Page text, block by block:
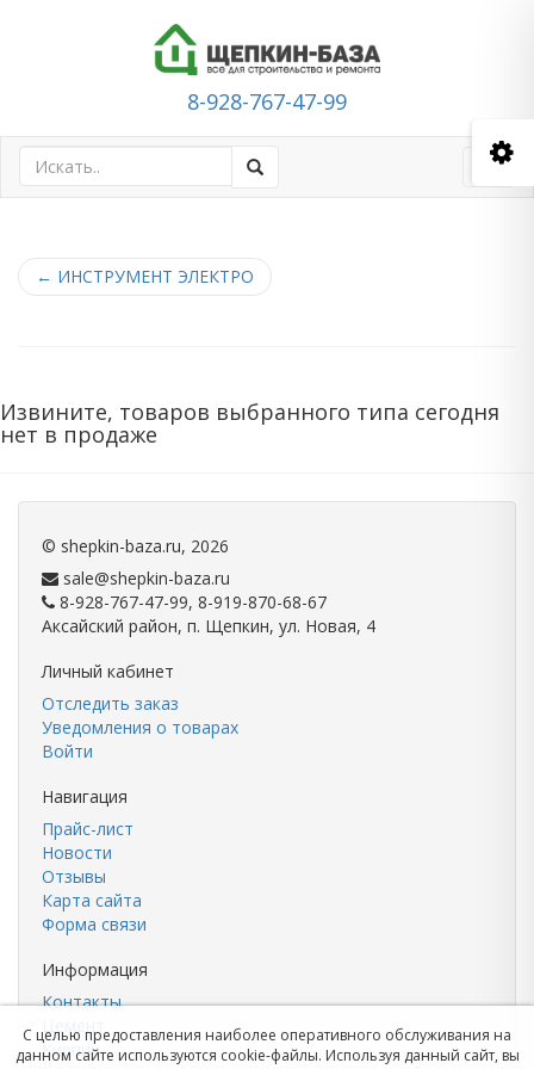
8-928-767-47-99
← ИНСТРУМЕНТ ЭЛЕКТРО
Извините, товаров выбранного типа сегодня
нет в продаже
© shepkin-baza.ru, 2026
sale@shepkin-baza.ru
8-928-767-47-99, 8-919-870-68-67
Аксайский район, п. Щепкин, ул. Новая, 4
Личный кабинет
Отследить заказ
Уведомления о товарах
Войти
Навигация
Прайс-лист
Новости
Отзывы
Карта сайта
Форма связи
Информация
Контакты
Кирпич
С целью предоставления наиболее оперативного обслуживания на
данном сайте используются cookie-файлы. Используя данный сайт, вы